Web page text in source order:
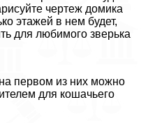
чертеж домика
этажей в нем будет,
для любимого зверька
первом из них можно
для кошачьего